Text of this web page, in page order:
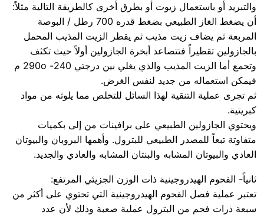
والتبريد أو باستعمال زيوت أو بطرق أخرى كالطريقة التالية مثلاً:
أن يضغط الغاز الطبيعي بضغط قدره 700 رطل / البوصة
المربعة ثم يضاف زيت مذيب ثم يقطر الزيت المذيب المحمل
بالجازولين تقطيراً فتتصاعد أبخرة الجازولين أولاً حيث تكثف
وتجمع أما الزيت المذيب والذي يغلي بين درجتي 240- 290o م
فيمكن استعماله من جديد لنفس الغرض.
ثم تجرى عملية التنقية لهذا السائل للتخلص مما يلوثه من مواد
كبريتية.
ويحتوي الجازولين الطبيعي على برافينات من إلى بكميات
متفاوتة تبعاً للمصدر الطبيعي للبترول. وأهمها البروبان والبيوتان
العادي والبيوتان المشابه والبنتان المشابه والعادي والجديد.
ثانياً- الفحوم الهيدروجينية ذات الوزن الجزيئي المرتفع:
تعتبر عملية فصل الفحوم الهيدروجينية التي تحتوي على أكثر من
سبعة ذرات فحم من البترول عملية صعبة وذلك لأن عدد